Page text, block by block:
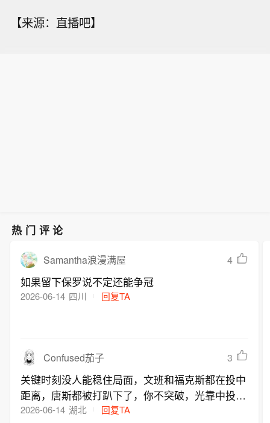
【来源：直播吧】
热门评论
Samantha浪漫满屋 4
如果留下保罗说不定还能争冠
2026-06-14 四川 回复TA
Confused茄子 3
关键时刻没人能稳住局面，文班和福克斯都在投中
距离，唐斯都被打趴下了，你不突破，光靠中投，
就算裁判想帮忙也帮不上。一个新秀哈珀比你们俩
2026-06-14 湖北 回复TA